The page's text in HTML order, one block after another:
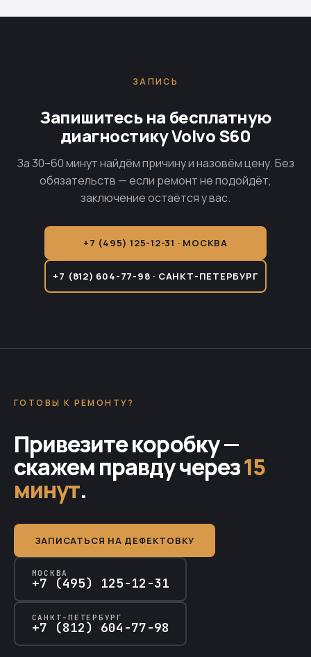
ЗАПИСЬ
Запишитесь на бесплатную
диагностику Volvo S60
За 30–60 минут найдём причину и назовём цену. Без
обязательств — если ремонт не подойдёт,
заключение остаётся у вас.
+7 (495) 125-12-31 · МОСКВА
+7 (812) 604-77-98 · САНКТ-ПЕТЕРБУРГ
ГОТОВЫ К РЕМОНТУ?
Привезите коробку —
скажем правду через15
минут.
ЗАПИСАТЬСЯ НА ДЕФЕКТОВКУ
МОСКВА
+7 (495) 125-12-31
САНКТ-ПЕТЕРБУРГ
+7 (812) 604-77-98